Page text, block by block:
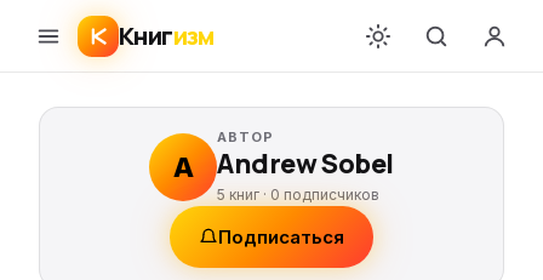
Книгизм
A
АВТОР
Andrew Sobel
5 книг ·0 подписчиков
Подписаться